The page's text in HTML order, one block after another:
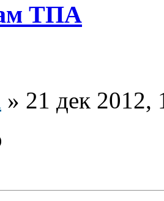
ТПА
» 21 дек 2012,